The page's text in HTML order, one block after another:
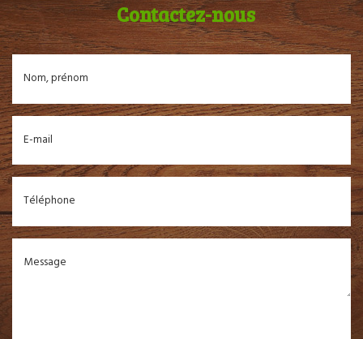
Contactez-nous
Nom, prénom
E-mail
Téléphone
Message